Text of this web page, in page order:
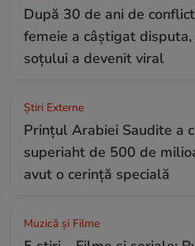
După 30 de ani de
femeie a câștigat
soțului a devenit viral
Știri Externe
Prințul Arabiei Saudite a
superiaht de 500 de
avut o cerință specială
Muzică și Filme